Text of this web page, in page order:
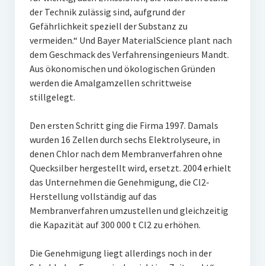
der Technik zulässig sind, aufgrund der
Gefährlichkeit speziell der Substanz zu
vermeiden.“ Und Bayer MaterialScience plant nach
dem Geschmack des Verfahrensingenieurs Mandt.
Aus ökonomischen und ökologischen Gründen
werden die Amalgamzellen schrittweise
stillgelegt.
Den ersten Schritt ging die Firma 1997. Damals
wurden 16 Zellen durch sechs Elektrolyseure, in
denen Chlor nach dem Membranverfahren ohne
Quecksilber hergestellt wird, ersetzt. 2004 erhielt
das Unternehmen die Genehmigung, die Cl2-
Herstellung vollständig auf das
Membranverfahren umzustellen und gleichzeitig
die Kapazität auf 300 000 t Cl2 zu erhöhen.
Die Genehmigung liegt allerdings noch in der